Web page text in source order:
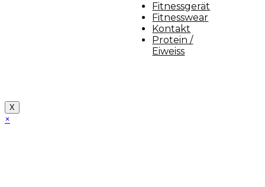
Fitnessgerät
Fitnesswear
Kontakt
Protein /
Eiweiss
X
×